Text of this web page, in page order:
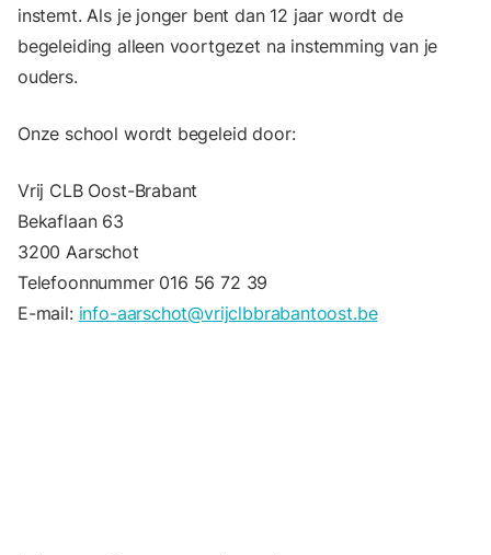
instemt. Als je jonger bent dan 12 jaar wordt de
begeleiding alleen voortgezet na instemming van je
ouders.
Onze school wordt begeleid door:
Vrij CLB Oost-Brabant
Bekaflaan 63
3200 Aarschot
Telefoonnummer 016 56 72 39
E-mail: info-aarschot@vrijclbbrabantoost.be